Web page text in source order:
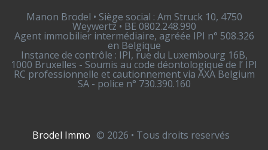
Manon Brodel • Siège social : Am Struck 10, 4750
Weywertz • BE 0802.248.990
Agent immobilier intermédiaire, agréée IPI n° 508.326
en Belgique
Instance de contrôle : IPI, rue du Luxembourg 16B,
1000 Bruxelles - Soumis au code déontologique de l’ IPI
RC professionnelle et cautionnement via AXA Belgium
SA - police n° 730.390.160
Brodel Immo © 2026 • Tous droits reservés